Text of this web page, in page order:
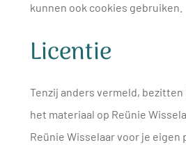
kunnen ook cookies gebruiken.
Licentie
Tenzij anders vermeld,
het materiaal op Reünie
Reünie Wisselaar voor je